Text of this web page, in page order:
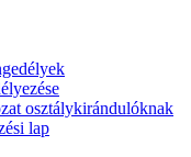
osztálykirándulóknak
lap